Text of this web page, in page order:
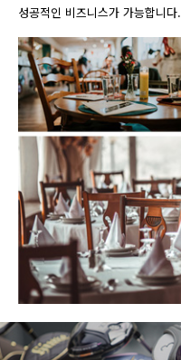
성공적인 비즈니스가 가능합니다.